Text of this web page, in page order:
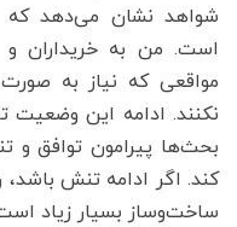
شواهد نشان می‌دهد که
است. من به خریداران
مواقعی که نیاز به
نکنند. ادامه این
بحث‌ها پیرامون توافق
کند. اگر ادامه تنش باشد،
ساخت‌وساز بسیار زیاد